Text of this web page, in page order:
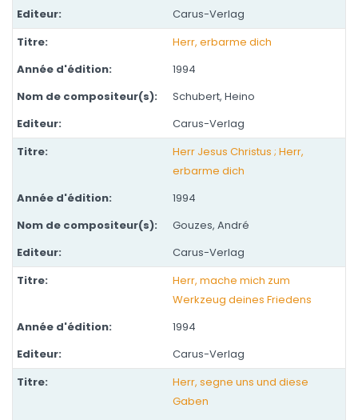
Carus-Verlag
Herr, erbarme dich
1994
Schubert, Heino
Carus-Verlag
Herr Jesus Christus ; Herr,
erbarme dich
1994
Gouzes, André
Carus-Verlag
Herr, mache mich zum
Werkzeug deines Friedens
1994
Carus-Verlag
Herr, segne uns und diese
Gaben